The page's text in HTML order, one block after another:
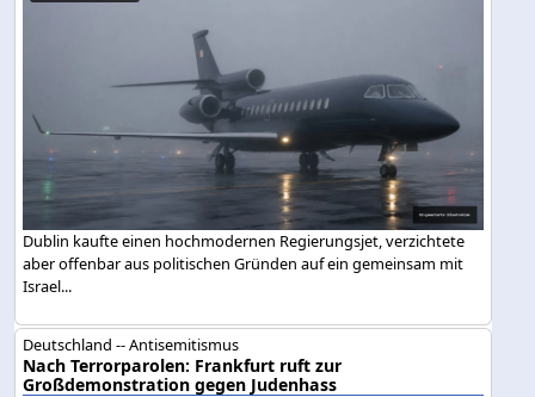
Dublin kaufte einen hochmodernen Regierungsjet, verzichtete
aber offenbar aus politischen Gründen auf ein gemeinsam mit
Israel...
Deutschland -- Antisemitismus
Nach Terrorparolen: Frankfurt ruft zur
Großdemonstration gegen Judenhass